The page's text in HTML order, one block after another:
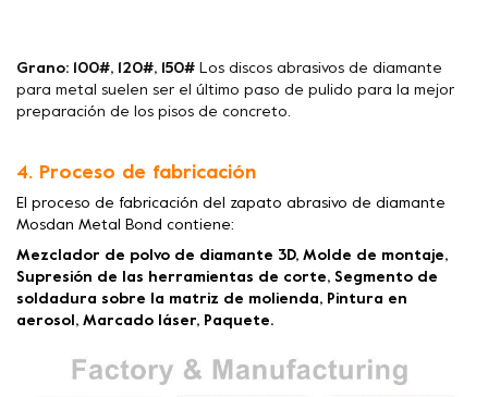
Grano: 100#, 120#, 150#
Los discos abrasivos de diamante
para metal suelen ser el último paso de pulido para la mejor
preparación de los pisos de concreto.
4. Proceso de fabricación
El proceso de fabricación del zapato abrasivo de diamante
Mosdan Metal Bond contiene:
Mezclador de polvo de diamante 3D, Molde de montaje,
Supresión de las herramientas de corte, Segmento de
soldadura sobre la matriz de molienda, Pintura en
aerosol, Marcado láser, Paquete.